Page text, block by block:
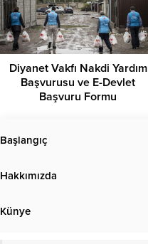
Diyanet Vakfı Nakdi Yardım
Başvurusu ve E-Devlet
Başvuru Formu
Başlangıç
Hakkımızda
Künye